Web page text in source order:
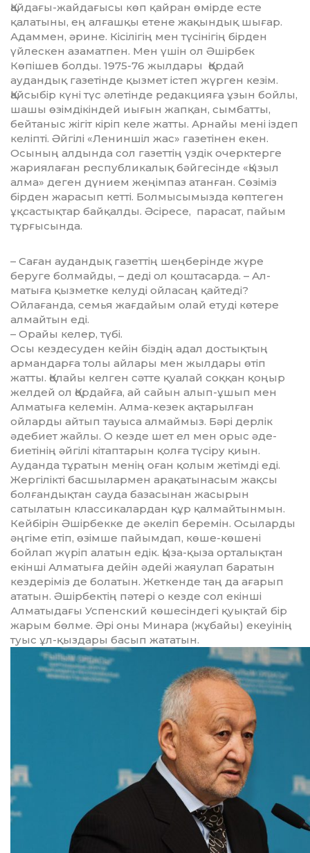
Қайдағы-жайдағысы көп қайран өмірде есте
қалатыны, ең алғашқы етене жақындық шығар.
Адаммен, әрине. Кісілігің мен түсінігің бірден
үйлескен азаматпен. Мен үшін ол Әшірбек
Көпішев болды. 1975-76 жылдары Қордай
аудандық газетінде қызмет істеп жүрген кезім.
Қайсыбір күні түс әлетінде редакцияға ұзын бойлы,
шашы өзімдікіндей иығын жапқан, сымбатты,
бейтаныс жігіт кіріп келе жатты. Арнайы мені іздеп
келіпті. Әйгілі «Лениншіл жас» газетінен екен.
Осының алдында сол газеттің үздік очерктерге
жариялаған республикалық бәйгесінде «Қызыл
алма» деген дүнием жеңімпаз атанған. Сөзіміз
бірден жарасып кетті. Болмысымызда көптеген
ұқсастықтар байқалды. Әсіресе, парасат, пайым
тұрғысында.
– Саған аудандық газеттің шең­берінде жүре
беруге болмайды, – деді ол қоштасарда. – Ал­
матыға қызметке келуді ой­ла­саң қайтеді?
Ойлағанда, семья жағдайым олай етуді көтере
алмайтын еді.
– Орайы келер, түбі.
Осы кездесуден кейін біз­дің адал достықтың
арман­дар­ға толы айлары мен жылдары өтіп
жатты. Қолайы келген сәт­те қуалай соққан қоңыр
жел­дей ол Қордайға, ай сайын алып-ұшып мен
Алматыға ке­ле­мін. Алма-кезек ақтарылған
ойларды айтып тауыса алмаймыз. Бәрі дерлік
әдебиет жайлы. О кезде шет ел мен орыс әде­
биетінің әйгілі кітаптарын қол­ға түсіру қиын.
Ауданда тұ­ратын менің оған қолым же­тімді еді.
Жергілікті басшылармен арақатынасым жақсы
болғандықтан сауда базасынан жасырын
сатылатын клас­си­калардан құр қалмай­тын­мын.
Кейбірін Әшірбекке де әке­ліп беремін. Осыларды
әң­гіме етіп, өзімше пайымдап, кө­ше-көшені
бойлап жүріп ала­тын едік. Қыза-қыза орта­лық­тан
екінші Алматыға дейін әдейі жаяулап баратын
кез­де­ріміз де болатын. Жеткенде таң да ағарып
ататын. Әшір­бек­тің пәтері о кезде сол екін­ші
Алматыдағы Успенский кө­шесіндегі қуықтай бір
жарым бөлме. Әрі оны Минара (жұ­байы) екеуінің
туыс ұл-қыз­дары басып жататын.